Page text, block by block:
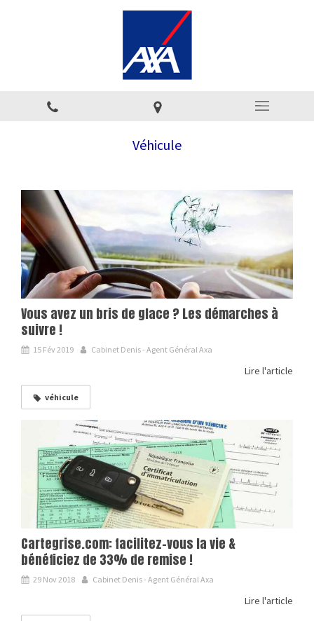
Véhicule
Vous avez un bris de glace ? Les démarches à
suivre !
15 Fév 2019 Cabinet Denis - Agent Général Axa
Lire l'article
véhicule
Cartegrise.com: facilitez-vous la vie &
bénéficiez de 33% de remise !
29 Nov 2018 Cabinet Denis - Agent Général Axa
Lire l'article